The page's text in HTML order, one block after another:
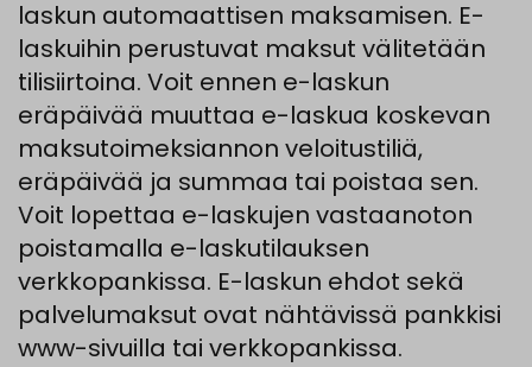
laskun automaattisen maksamisen. E-
laskuihin perustuvat maksut välitetään
tilisiirtoina. Voit ennen e-laskun
eräpäivää muuttaa e-laskua koskevan
maksutoimeksiannon veloitustiliä,
eräpäivää ja summaa tai poistaa sen.
Voit lopettaa e-laskujen vastaanoton
poistamalla e-laskutilauksen
verkkopankissa. E-laskun ehdot sekä
palvelumaksut ovat nähtävissä pankkisi
www-sivuilla tai verkkopankissa.